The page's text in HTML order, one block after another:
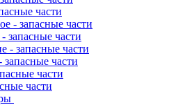
части
запасные части
части
части